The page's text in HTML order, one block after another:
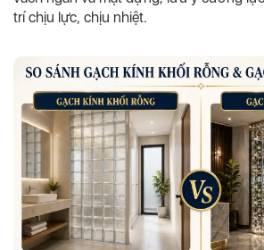
trí chịu lực, chịu nhiệt.